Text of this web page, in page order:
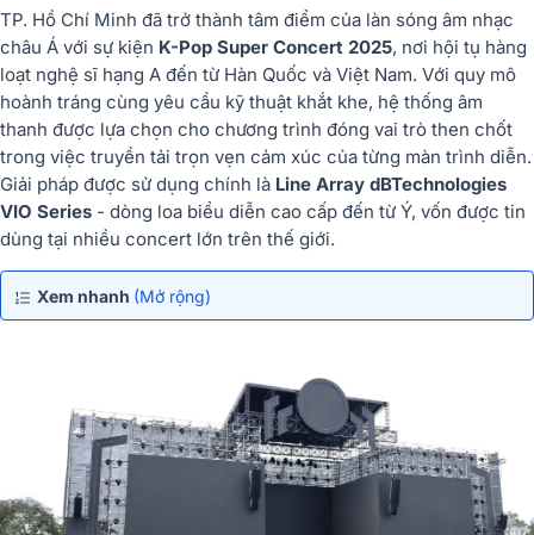
TP. Hồ Chí Minh đã trở thành tâm điểm của làn sóng âm nhạc
châu Á với sự kiện K-Pop Super Concert 2025, nơi hội tụ hàng
loạt nghệ sĩ hạng A đến từ Hàn Quốc và Việt Nam. Với quy mô
hoành tráng cùng yêu cầu kỹ thuật khắt khe, hệ thống âm
thanh được lựa chọn cho chương trình đóng vai trò then chốt
trong việc truyền tải trọn vẹn cảm xúc của từng màn trình diễn.
Giải pháp được sử dụng chính là Line Array dBTechnologies
VIO Series - dòng loa biểu diễn cao cấp đến từ Ý, vốn được tin
dùng tại nhiều concert lớn trên thế giới.
Xem nhanh (Mở rộng)